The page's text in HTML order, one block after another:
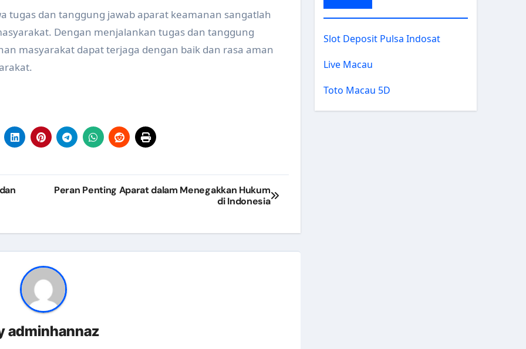
tugas dan tanggung jawab aparat keamanan sangatlah
Dengan menjalankan tugas dan tanggung
masyarakat dapat terjaga dengan baik dan rasa aman
Peran Penting Aparat dalam Menegakkan Hukum
di Indonesia
adminhannaz
Slot Deposit Pulsa Indosat
Live Macau
Toto Macau 5D